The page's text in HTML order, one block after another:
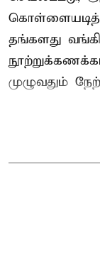
தங்களது
முழுவதும்